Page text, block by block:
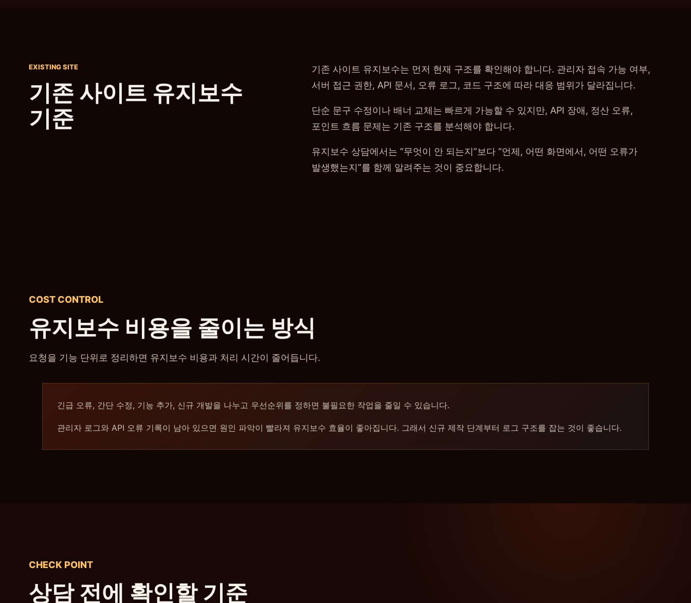
EXISTING SITE
기존 사이트 유지보수
기준
기존 사이트 유지보수는 먼저 현재 구조를 확인해야 합니다. 관리자 접속 가능 여부,
서버 접근 권한, API 문서, 오류 로그, 코드 구조에 따라 대응 범위가 달라집니다.
단순 문구 수정이나 배너 교체는 빠르게 가능할 수 있지만, API 장애, 정산 오류,
포인트 흐름 문제는 기존 구조를 분석해야 합니다.
유지보수 상담에서는 “무엇이 안 되는지”보다 “언제, 어떤 화면에서, 어떤 오류가
발생했는지”를 함께 알려주는 것이 중요합니다.
COST CONTROL
유지보수 비용을 줄이는 방식
요청을 기능 단위로 정리하면 유지보수 비용과 처리 시간이 줄어듭니다.
긴급 오류, 간단 수정, 기능 추가, 신규 개발을 나누고 우선순위를 정하면 불필요한 작업을 줄일 수 있습니다.
관리자 로그와 API 오류 기록이 남아 있으면 원인 파악이 빨라져 유지보수 효율이 좋아집니다. 그래서 신규 제작 단계부터 로그 구조를 잡는 것이 좋습니다.
CHECK POINT
상담 전에 확인할 기준